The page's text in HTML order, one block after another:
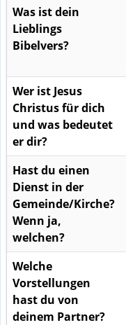
Was ist dein
Lieblings
Bibelvers?
Wer ist Jesus
Christus für dich
und was bedeutet
er dir?
Hast du einen
Dienst in der
Gemeinde/Kirche?
Wenn ja,
welchen?
Welche
Vorstellungen
hast du von
deinem Partner?